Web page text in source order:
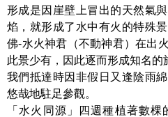
形成是因崖壁上冒出的天然氣
焰，就形成了水中有火的特殊
佛-水火神君（不動神君）在出
此景少有，因此逐而形成知名的
我們抵達時因非假日又逢陰雨
悠哉地駐足參觀。
「水火同源」四週種植著數